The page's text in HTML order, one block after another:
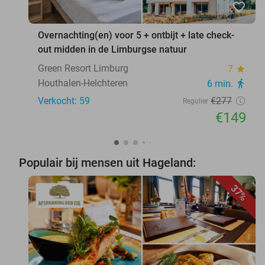
favorite_border
Overnachting(en) voor 5 + ontbijt + late check-
out midden in de Limburgse natuur
Green Resort Limburg
7 star
Houthalen-Helchteren 6 min. directions_walk
Verkocht: 59 Regulier €277
€149
Populair bij mensen uit Hageland:
37%